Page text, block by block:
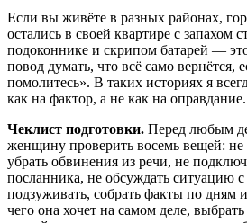
Если вы живёте в разных районах,
остались в своей квартире с запахом
подоконнике и скрипом батарей —
повод думать, что всё само вернётся,
помолитесь». В таких историях я
как на фактор, а не как на оправдание.
Чеклист подготовки. Перед любым
женщину проверить восемь вещей: не
убрать обвинения из речи, не
посланника, не обсуждать ситуацию
подзуживать, собрать факты по дням
чего она хочет на самом деле,